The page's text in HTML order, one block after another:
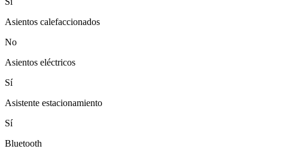
Asientos calefaccionados
No
Asientos eléctricos
Sí
Asistente estacionamiento
Sí
Bluetooth